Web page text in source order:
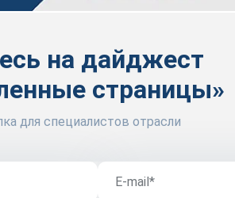
на дайджест
страницы»
для специалистов отрасли